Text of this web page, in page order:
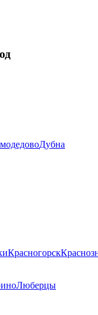
Дубна
Красногорск
Люберцы